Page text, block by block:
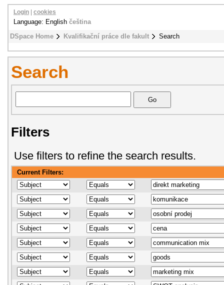
DSpace Home Kvalifikační práce dle fakult Search
Login cookies
Language: English čeština
Search
Filters
Use filters to refine the search results.
Current Filters: